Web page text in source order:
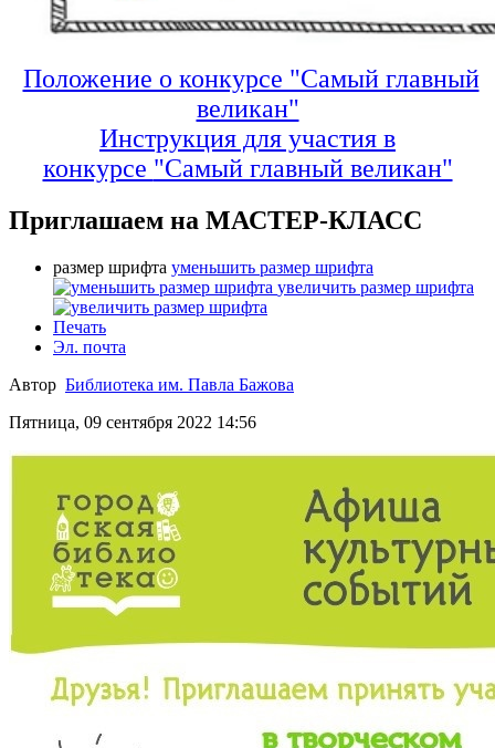
Положение о конкурсе "Самый главный
великан"
Инструкция для участия в
конкурсе "Самый главный великан"
Приглашаем на МАСТЕР-КЛАСС
размер шрифта уменьшить размер шрифта
увеличить размер шрифта
Печать
Эл. почта
Автор Библиотека им. Павла Бажова
Пятница, 09 сентября 2022 14:56